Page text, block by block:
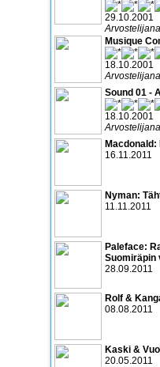
29.10.2001
Musique
18.10.2001
Sound 01 -
18.10.2001
Macdonald:
16.11.2011
Nyman:
11.11.2011
Paleface:
Suomiräpin
28.09.2011
Rolf &
08.08.2011
Kaski &
20.05.2011